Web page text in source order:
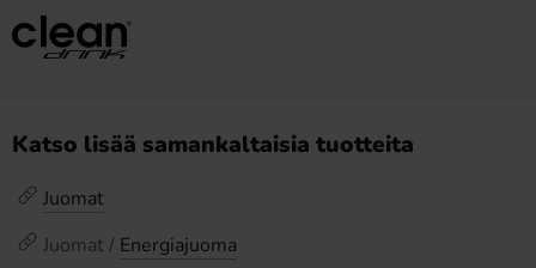
Katso lisää samankaltaisia tuotteita
Juomat
Juomat / Energiajuoma